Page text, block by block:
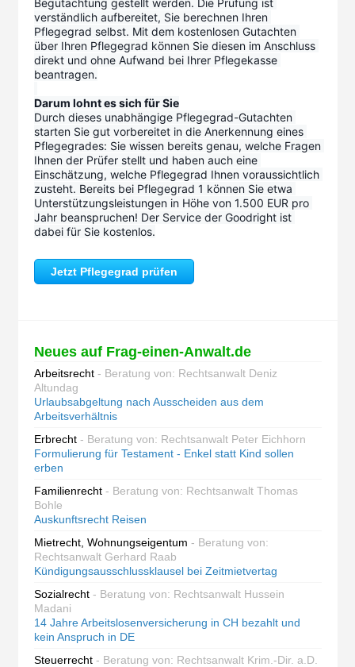
Begutachtung gestellt werden. Die Prüfung ist
verständlich aufbereitet, Sie berechnen Ihren
Pflegegrad selbst. Mit dem kostenlosen Gutachten
über Ihren Pflegegrad können Sie diesen im Anschluss
direkt und ohne Aufwand bei Ihrer Pflegekasse
beantragen.
Darum lohnt es sich für Sie
Durch dieses unabhängige Pflegegrad-Gutachten
starten Sie gut vorbereitet in die Anerkennung eines
Pflegegrades: Sie wissen bereits genau, welche Fragen
Ihnen der Prüfer stellt und haben auch eine
Einschätzung, welche Pflegegrad Ihnen voraussichtlich
zusteht. Bereits bei Pflegegrad 1 können Sie etwa
Unterstützungsleistungen in Höhe von 1.500 EUR pro
Jahr beanspruchen! Der Service der Goodright ist
dabei für Sie kostenlos.
Jetzt Pflegegrad prüfen
Neues auf Frag-einen-Anwalt.de
Arbeitsrecht - Beratung von: Rechtsanwalt Deniz
Altundag
Urlaubsabgeltung nach Ausscheiden aus dem
Arbeitsverhältnis
Erbrecht - Beratung von: Rechtsanwalt Peter Eichhorn
Formulierung für Testament - Enkel statt Kind sollen
erben
Familienrecht - Beratung von: Rechtsanwalt Thomas
Bohle
Auskunftsrecht Reisen
Mietrecht, Wohnungseigentum - Beratung von:
Rechtsanwalt Gerhard Raab
Kündigungsausschlussklausel bei Zeitmietvertag
Sozialrecht - Beratung von: Rechtsanwalt Hussein
Madani
14 Jahre Arbeitslosenversicherung in CH bezahlt und
kein Anspruch in DE
Steuerrecht - Beratung von: Rechtsanwalt Krim.-Dir. a.D.